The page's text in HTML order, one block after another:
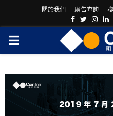
關於我們 廣告查詢
Facebook
Twitter
PRIMARY